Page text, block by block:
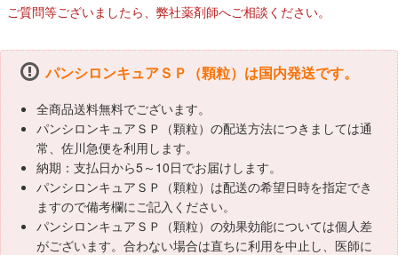
ご質問等ございましたら、弊社薬剤師へご相談ください。
パンシロンキュアＳＰ（顆粒）は国内発送です。
全商品送料無料でございます。
パンシロンキュアＳＰ（顆粒）の配送方法につきましては通
常、佐川急便を利用します。
納期：支払日から5～10日でお届けします。
パンシロンキュアＳＰ（顆粒）は配送の希望日時を指定でき
ますので備考欄にご記入ください。
パンシロンキュアＳＰ（顆粒）の効果効能については個人差
がございます。合わない場合は直ちに利用を中止し、医師に